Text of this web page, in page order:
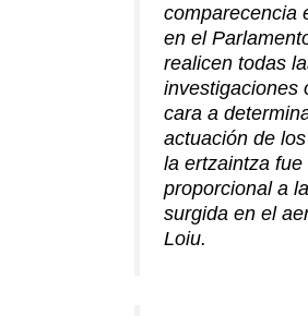
comparecencia
en el
realicen todas
investigaciones
cara a
actuación de
la ertzaintza
proporcional a
surgida en el
Loiu.